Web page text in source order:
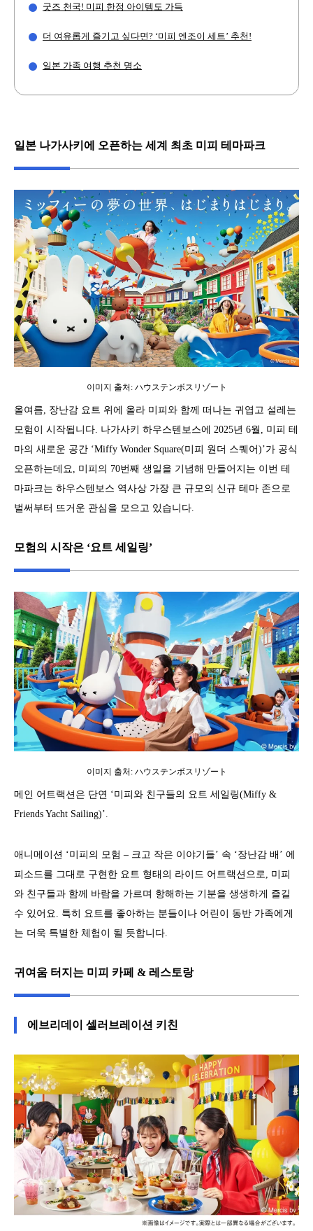
굿즈 천국! 미피 한정 아이템도 가득
더 여유롭게 즐기고 싶다면? ‘미피 엔조이 세트’ 추천!
일본 가족 여행 추천 명소
일본 나가사키에 오픈하는 세계 최초 미피 테마파크
이미지 출처: ハウステンボスリゾート
올여름, 장난감 요트 위에 올라 미피와 함께 떠나는 귀엽고 설레는
모험이 시작됩니다. 나가사키 하우스텐보스에 2025년 6월, 미피 테
마의 새로운 공간 ‘Miffy Wonder Square(미피 원더 스퀘어)’가 공식
오픈하는데요, 미피의 70번째 생일을 기념해 만들어지는 이번 테
마파크는 하우스텐보스 역사상 가장 큰 규모의 신규 테마 존으로
벌써부터 뜨거운 관심을 모으고 있습니다.
모험의 시작은 ‘요트 세일링’
이미지 출처: ハウステンボスリゾート
메인 어트랙션은 단연 ‘미피와 친구들의 요트 세일링(Miffy &
Friends Yacht Sailing)’.
애니메이션 ‘미피의 모험 – 크고 작은 이야기들’ 속 ‘장난감 배’ 에
피소드를 그대로 구현한 요트 형태의 라이드 어트랙션으로, 미피
와 친구들과 함께 바람을 가르며 항해하는 기분을 생생하게 즐길
수 있어요. 특히 요트를 좋아하는 분들이나 어린이 동반 가족에게
는 더욱 특별한 체험이 될 듯합니다.
귀여움 터지는 미피 카페 & 레스토랑
에브리데이 셀러브레이션 키친